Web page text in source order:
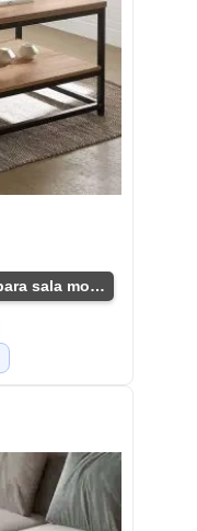
Mesa de centro industrial para sala moderna